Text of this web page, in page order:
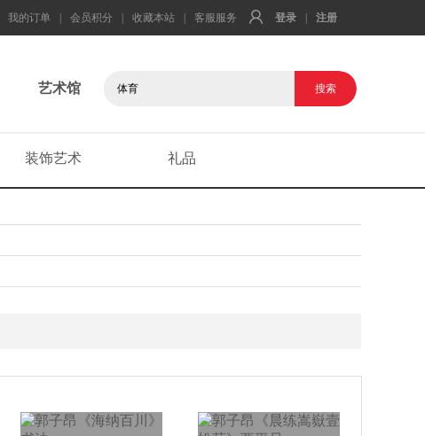
我的订单 会员积分 收藏本站 客服服务 登录 注册
艺术馆
装饰艺术 礼品